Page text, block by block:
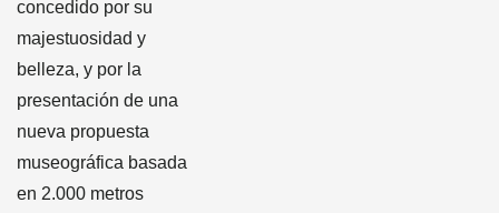
concedido por su
majestuosidad y
belleza, y por la
presentación de una
nueva propuesta
museográfica basada
en 2.000 metros